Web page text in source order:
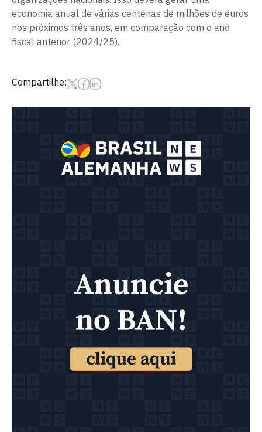
economia anual de várias centenas de milhões de euros
nos próximos três anos, em comparação com o ano
fiscal anterior (2024/25).
Compartilhe: